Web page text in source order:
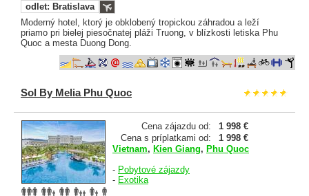
odlet: Bratislava
Moderný hotel, ktorý je obklobený tropickou záhradou a leží
priamo pri bielej piesočnatej pláži Truong, v blízkosti letiska Phu
Quoc a mesta Duong Dong.
Sol By Melia Phu Quoc
Cena zájazdu od:
1 998 €
Cena s príplatkami od:
1 998 €
Vietnam, Kien Giang, Phu Quoc
- Pobytové zájazdy
- Exotika